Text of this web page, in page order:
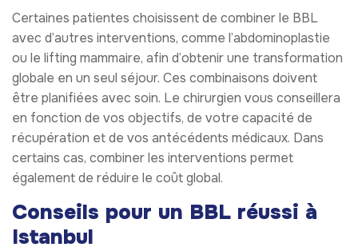
Certaines patientes choisissent de combiner le BBL
avec d’autres interventions, comme l’abdominoplastie
ou le lifting mammaire, afin d’obtenir une transformation
globale en un seul séjour. Ces combinaisons doivent
être planifiées avec soin. Le chirurgien vous conseillera
en fonction de vos objectifs, de votre capacité de
récupération et de vos antécédents médicaux. Dans
certains cas, combiner les interventions permet
également de réduire le coût global.
Conseils pour un BBL réussi à
Istanbul